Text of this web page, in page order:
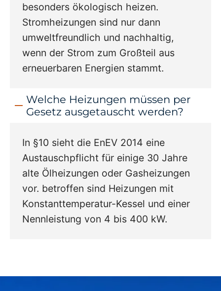
besonders ökologisch heizen.
Stromheizungen sind nur dann
umweltfreundlich und nachhaltig,
wenn der Strom zum Großteil aus
erneuerbaren Energien stammt.
Welche Heizungen müssen per
Gesetz ausgetauscht werden?
In §10 sieht die EnEV 2014 eine
Austauschpflicht für einige 30 Jahre
alte Ölheizungen oder Gasheizungen
vor. betroffen sind Heizungen mit
Konstanttemperatur-Kessel und einer
Nennleistung von 4 bis 400 kW.